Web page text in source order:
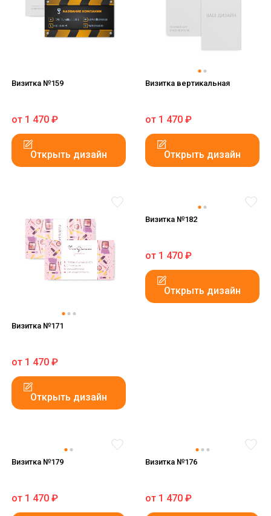
Визитка №159
от 1 470 ₽
Открыть дизайн
Визитка вертикальная
от 1 470 ₽
Открыть дизайн
Визитка №171
от 1 470 ₽
Открыть дизайн
Визитка №182
от 1 470 ₽
Открыть дизайн
Визитка №179
от 1 470 ₽
Визитка №176
от 1 470 ₽